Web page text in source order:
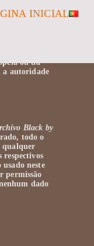
INICIAL
ou da
a autoridade
Black by
todo o
qualquer
respectivos
neste
permissão
dado